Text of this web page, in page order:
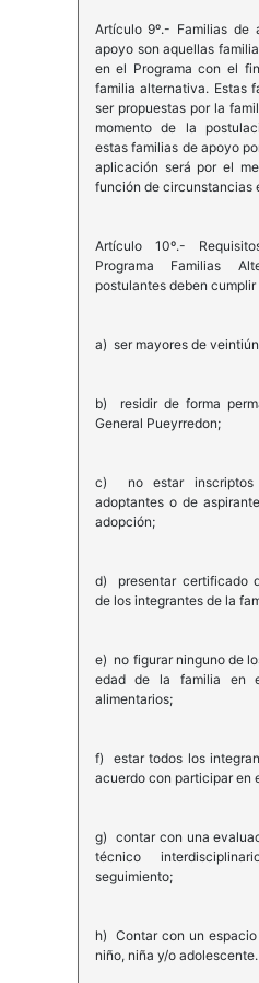
Artículo 9º.- Familias de
apoyo son aquellas
en el Programa con el
familia alternativa. Estas
ser propuestas por la
momento de la
estas familias de apoyo
aplicación será por el
función de circunstancias
Artículo 10º.-
Programa Familias
postulantes deben
a) ser mayores de
b) residir de forma
General Pueyrredon;
c) no estar inscriptos
adoptantes o de
adopción;
d) presentar certificado
de los integrantes de la
e) no figurar ninguno de
edad de la familia en
alimentarios;
f) estar todos los
acuerdo con participar en
g) contar con una
técnico
seguimiento;
h) Contar con un
niño, niña y/o adolescente.